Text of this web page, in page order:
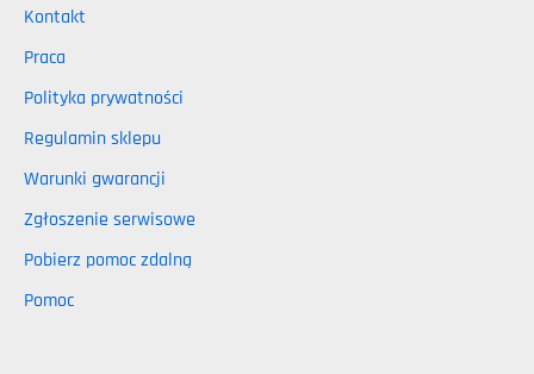
Kontakt
Praca
Polityka prywatności
Regulamin sklepu
Warunki gwarancji
Zgłoszenie serwisowe
Pobierz pomoc zdalną
Pomoc